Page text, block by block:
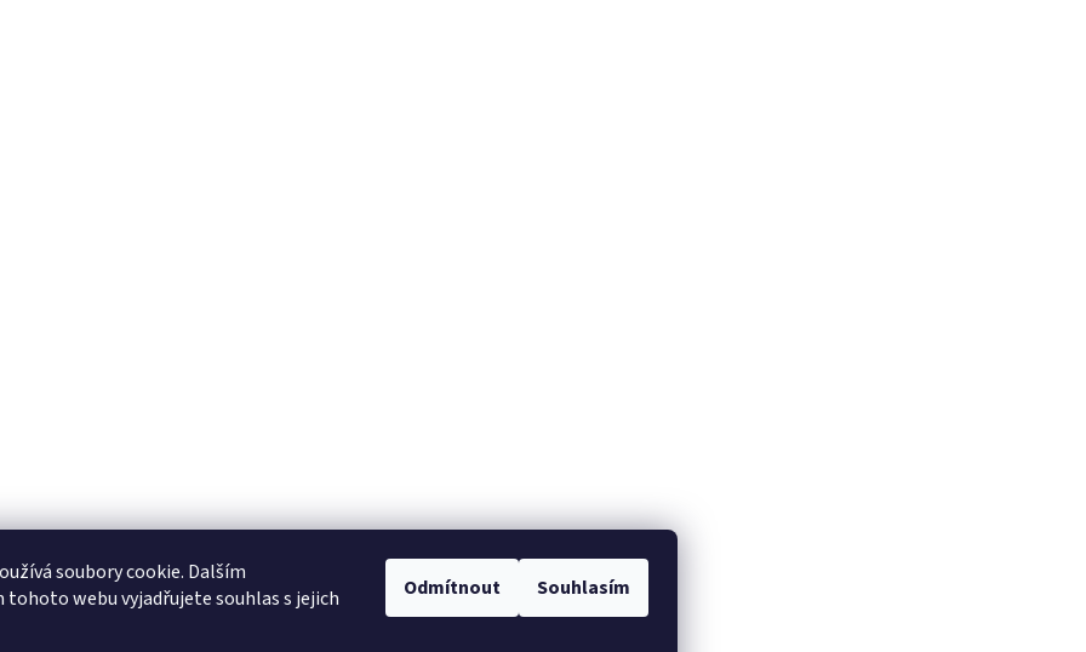
soubory cookie. Dalším
tohoto webu vyjadřujete souhlas s jejich
Odmítnout Souhlasím